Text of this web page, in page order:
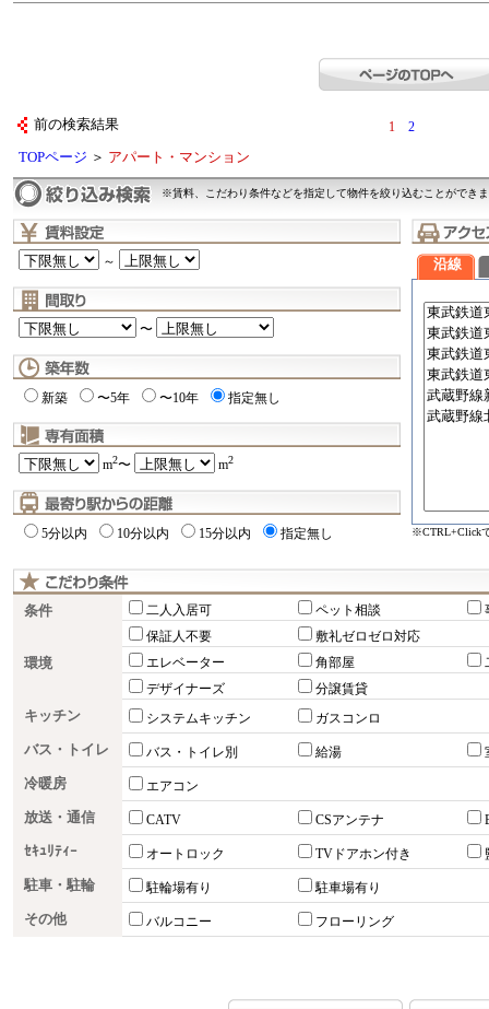
前の検索結果 1 2
TOPページ ＞ アパート・マンション
※賃料、こだわり条件などを指定して物件を絞り込むことができ
～
〜
新築 〜5年 〜10年 指定無し
m2〜 m2
5分以内 10分以内 15分以内 指定無し
沿線
※CTRL+Click
条件 二人入居可 ペット相談
保証人不要
敷礼ゼロゼロ対応
環境 エレベーター 角部屋
デザイナーズ
分譲賃貸
キッチン システムキッチン ガスコンロ
バス・トイレ バス・トイレ別 給湯
冷暖房 エアコン
放送・通信 CATV CSアンテナ
ｾｷｭﾘﾃｨｰ オートロック TVドアホン付き
駐車・駐輪 駐輪場有り 駐車場有り
その他 バルコニー フローリング